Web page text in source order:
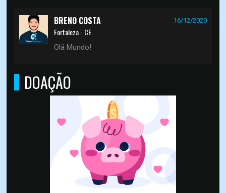
BRENO COSTA 16/12/2020
Fortaleza - CE
Olá Mundo!
DOAÇÃO